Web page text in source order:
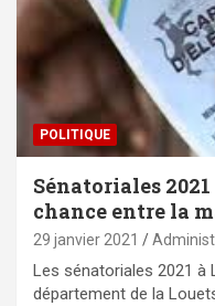
POLITIQUE
Sénatoriales 2021
chance entre la
29 janvier 2021
Les sénatoriales 2021 à
département de la